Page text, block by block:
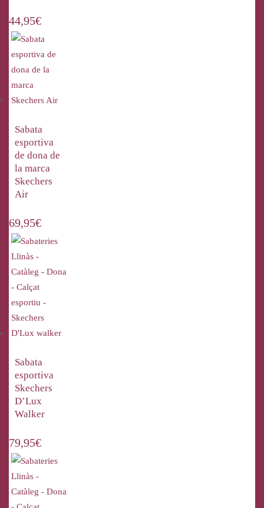
44,95€
Sabata
esportiva
de dona de
la marca
Skechers
Air
69,95€
Sabata
esportiva
Skechers
D’Lux
Walker
79,95€